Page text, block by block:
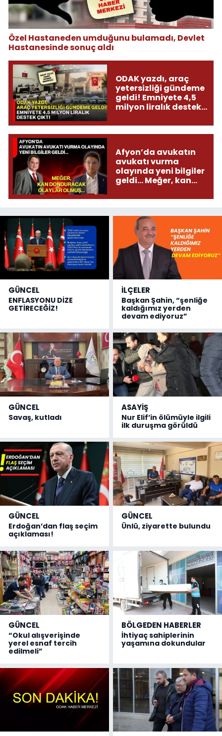
Özel Hastaneden umduğunu bulamadı, Devlet
Hastanesinde sonuç aldı
ODAK yazdı, araç
yetersizliği gündeme
geldi! Emniyete 4,5
milyon liralık destek
Afyon’da avukatın
avukatı vurma
olayında yeni bilgiler
geldi... Meğer, kan
olmuş...
GÜNCEL
ENFLASYONU DİZE
GETİRECEĞİZ!
İLÇELER
Başkan Şahin, “şenliğe
kaldığımız yerden
devam ediyoruz”
GÜNCEL
Savaş, kutladı
ASAYİŞ
Nur Elif’in ölümüyle ilgili
ilk duruşma görüldü
GÜNCEL
Erdoğan’dan flaş seçim
açıklaması!
GÜNCEL
Ünlü, ziyarette bulundu
GÜNCEL
“Okul alışverişinde
yerel esnaf tercih
edilmeli”
BÖLGEDEN HABERLER
İhtiyaç sahiplerinin
yaşamına dokundular